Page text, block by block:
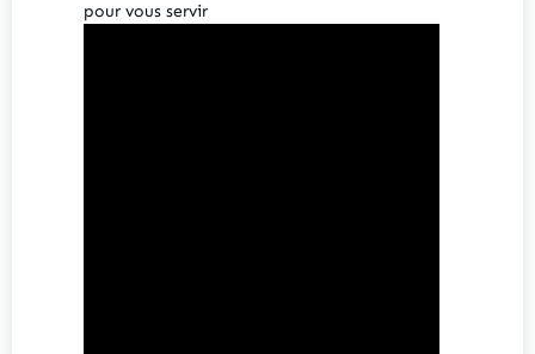
pour vous servir